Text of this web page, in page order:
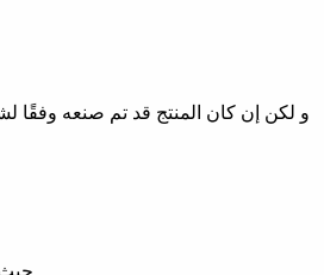
و لكن إن كان المنتج قد تم صنعه وفقًا
حيث